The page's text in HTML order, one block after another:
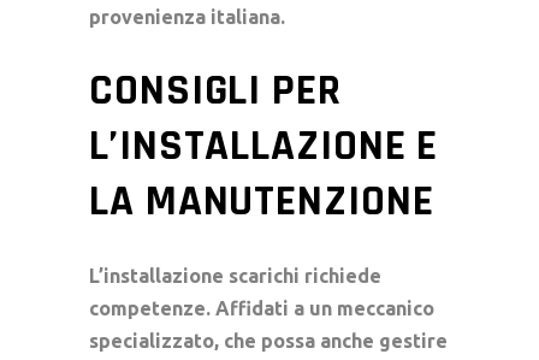
provenienza italiana.
CONSIGLI PER
L’INSTALLAZIONE E
LA MANUTENZIONE
L’installazione scarichi richiede
competenze. Affidati a un meccanico
specializzato, che possa anche gestire